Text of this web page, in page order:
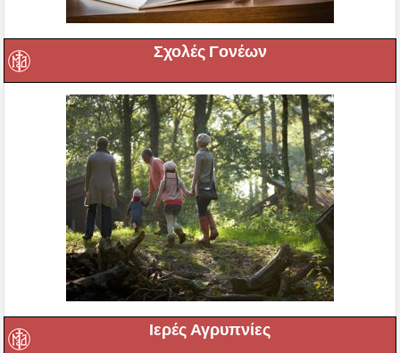
Σχολές Γονέων
Ιερές Αγρυπνίες